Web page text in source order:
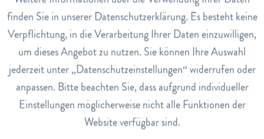
Hinweise
Hergestellt in der Schweiz.
INCI
Alcohol Denat., Fragrance, Water, Coumarin, Limonene,
Alpha-Isomethyl Ionone, Benzyl Alcohol, Benzyl Benzoate,
Benzyl Cinnamate, Cinnamal, Cinnamyl Alcohol, Citral,
Citronellol, Eugenol, Geraniol, Linalool.
Service Inaktiv
finden Sie in unserer Datenschutzerklärung. Es besteht keine
Verpflichtung, in die Verarbeitung Ihrer Daten einzuwilligen,
um dieses Angebot zu nutzen. Sie können Ihre Auswahl
jederzeit unter „Datenschutzeinstellungen“ widerrufen oder
anpassen. Bitte beachten Sie, dass aufgrund individueller
Einstellungen möglicherweise nicht alle Funktionen der
Website verfügbar sind.